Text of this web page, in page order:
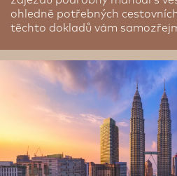
ohledně potřebných
těchto dokladů vám